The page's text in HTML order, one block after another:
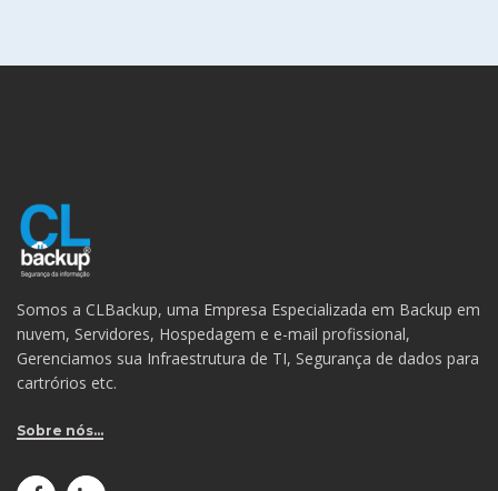
Somos a CLBackup, uma Empresa Especializada em Backup em
nuvem, Servidores, Hospedagem e e-mail profissional,
Gerenciamos sua Infraestrutura de TI, Segurança de dados para
cartrórios etc.
Sobre nós...